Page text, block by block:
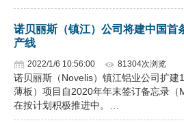
诺贝丽斯（镇江）公司将建中国首
产线
2022/1/6 10:56:00 81304次浏览
诺贝丽斯（Novelis）镇江铝业公司扩建
薄板）项目自2020年年末签订备忘录（
在按计划积极推进中。…